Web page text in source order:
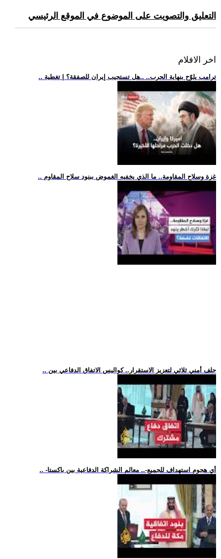
التعليق والتصويت على الموضوع في الموقع الرئيسي
اخر الافلام
.. ترامب يلوّح بنهاية الحرب.. ..هل تستجيب إيران للصفقة؟ | تغطية
.. غزة وسلاح المقاومة.. ما الذي يخفيه الغموض ببنود سلاح المقاوم
.. حلف أمني ثلاثي لتعزيز الاستقرار.. كواليس الاتفاق الدفاعي بين
.. -أي هجوم استهداف للجميع-.. معالم الشراكة الدفاعية بين باكستا